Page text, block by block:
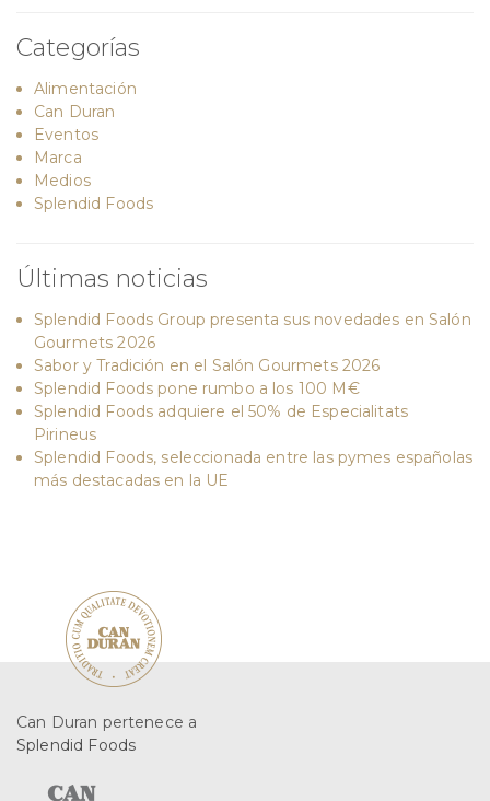
Categorías
Alimentación
Can Duran
Eventos
Marca
Medios
Splendid Foods
Últimas noticias
Splendid Foods Group presenta sus novedades en Salón
Gourmets 2026
Sabor y Tradición en el Salón Gourmets 2026
Splendid Foods pone rumbo a los 100 M€
Splendid Foods adquiere el 50% de Especialitats
Pirineus
Splendid Foods, seleccionada entre las pymes españolas
más destacadas en la UE
Can Duran pertenece a
Splendid Foods